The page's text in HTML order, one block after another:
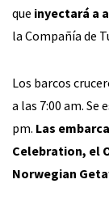
que inyectará a
la Compañía de
Los barcos
a las 7:00 am. Se
pm. Las
Celebration, el
Norwegian